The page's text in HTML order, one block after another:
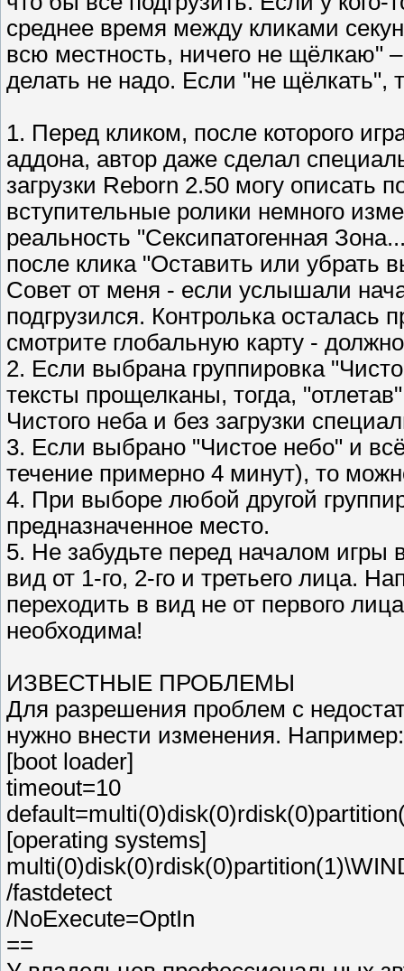
среднее время между кликами
всю местность, ничего не щёлкаю" –
делать не надо. Если "не щёлкать",
1. Перед кликом, после которого
аддона, автор даже сделал
загрузки Reborn 2.50 могу
вступительные ролики немного
реальность "Сексипатогенная
после клика "Оставить или убрать
Совет от меня - если услышали
подгрузился. Контролька осталась
смотрите глобальную карту -
2. Если выбрана группировка
тексты прощелканы, тогда,
Чистого неба и без загрузки
3. Если выбрано "Чистое небо" и
течение примерно 4 минут), то
4. При выборе любой другой
предназначенное место.
5. Не забудьте перед началом
вид от 1-го, 2-го и третьего лица.
переходить в вид не от первого
необходима!
ИЗВЕСТНЫЕ ПРОБЛЕМЫ
Для разрешения проблем с
нужно внести изменения. Например:
[boot loader]
timeout=10
[operating systems]
/fastdetect
/NoExecute=OptIn
==